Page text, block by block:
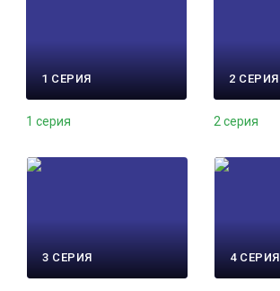
1 СЕРИЯ
1 серия
2 СЕРИЯ
2 серия
3 СЕРИЯ 4 СЕРИЯ